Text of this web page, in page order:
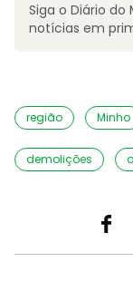
Siga o Diário do
notícias em
região Minho
demolições